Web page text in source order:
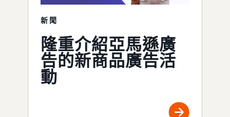
新聞
隆重介紹亞馬遜廣
告的新商品廣告活
動